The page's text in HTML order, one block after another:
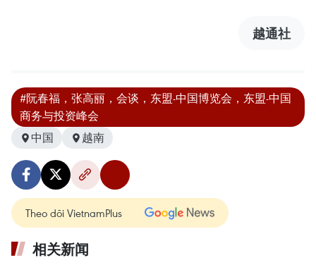
越通社
#阮春福，张高丽，会谈，东盟-中国博览会，东盟-中国
商务与投资峰会
中国
越南
Theo dõi VietnamPlus
相关新闻